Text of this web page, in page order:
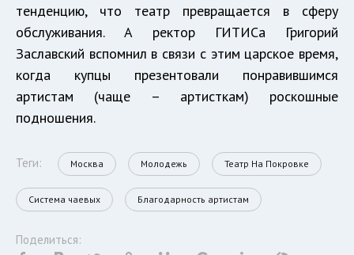
тенденцию, что театр превращается в сферу
обслуживания. А ректор ГИТИСа Григорий
Заславский вспомнил в связи с этим царское время,
когда купцы презентовали понравившимся
артистам (чаще – артисткам) роскошные
подношения.
Теги: Москва Молодежь Театр На Покровке
Система чаевых Благодарность артистам
Поделиться: